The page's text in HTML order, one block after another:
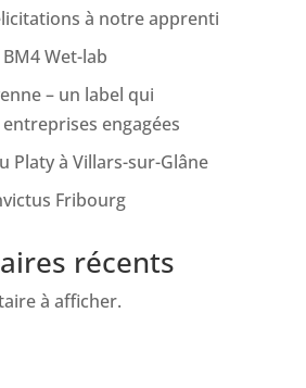
à notre apprenti
BM4 Wet-lab
– un label qui
engagées
Platy à Villars-sur-Glâne
Fribourg
récents
à afficher.